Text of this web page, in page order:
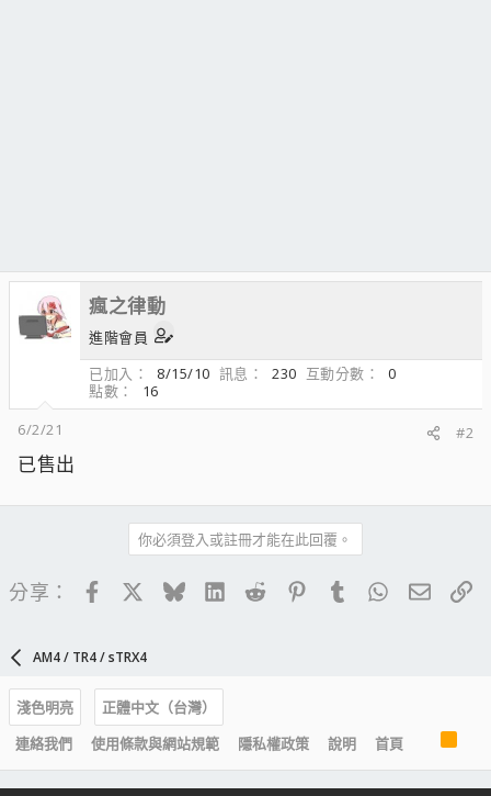
瘋之律動
進階會員
已加入
8/15/10 訊息 230 互動分數
0
點數
16
6/2/21
#2
已售出
你必須登入或註冊才能在此回覆。
分享： FacebookBlueskyLinkedIn
Reddit PinterestTumblrWhatsApp
電子
AM4 / TR4 / sTRX4
淺色明亮
正體中文（台灣）
連絡我們
使用條款與網站規範 隱私權政策 說明 首頁
S